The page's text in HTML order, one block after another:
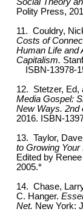
Polity Press,
11. Couldry,
Costs of
Human Life and
Capitalism.
ISBN-13978-
12. Stetzer,
Media Gospel:
New Ways. 2nd
2016.
ISBN-
13. Taylor,
to Growing
Edited by
2005.*
14. Chase,
C. Hanger.
Net. New York: